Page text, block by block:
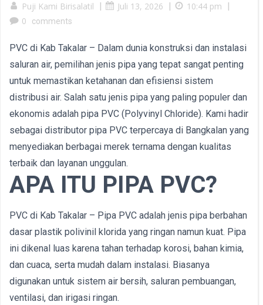
Puji Kami Birisalatil | Juli 13, 2026 | 10:44 pm
|
0
comments
PVC di Kab Takalar – Dalam dunia konstruksi dan instalasi
saluran air, pemilihan jenis pipa yang tepat sangat penting
untuk memastikan ketahanan dan efisiensi sistem
distribusi air. Salah satu jenis pipa yang paling populer dan
ekonomis adalah pipa PVC (Polyvinyl Chloride). Kami hadir
sebagai distributor pipa PVC terpercaya di Bangkalan yang
menyediakan berbagai merek ternama dengan kualitas
terbaik dan layanan unggulan.
APA ITU PIPA PVC?
PVC di Kab Takalar – Pipa PVC adalah jenis pipa berbahan
dasar plastik polivinil klorida yang ringan namun kuat. Pipa
ini dikenal luas karena tahan terhadap korosi, bahan kimia,
dan cuaca, serta mudah dalam instalasi. Biasanya
digunakan untuk sistem air bersih, saluran pembuangan,
ventilasi, dan irigasi ringan.